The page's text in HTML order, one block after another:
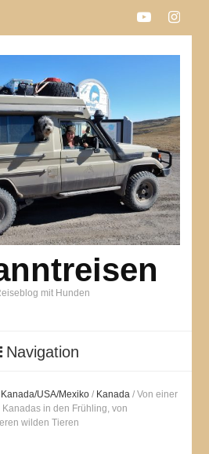
mit Hunden
Navigation
USA/Mexiko / Kanada / Von einer
in den Frühling, von
wilden Tieren